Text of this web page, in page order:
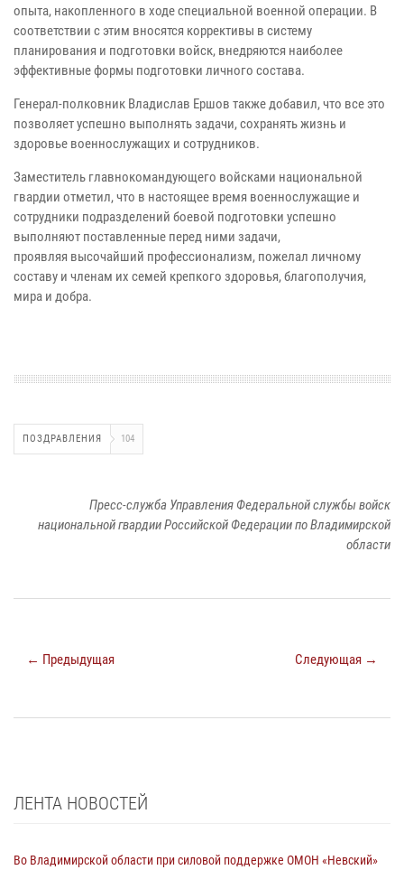
опыта, накопленного в ходе специальной военной операции. В
соответствии с этим вносятся коррективы в систему
планирования и подготовки войск, внедряются наиболее
эффективные формы подготовки личного состава.
Генерал-полковник Владислав Ершов также добавил, что все это
позволяет успешно выполнять задачи, сохранять жизнь и
здоровье военнослужащих и сотрудников.
Заместитель главнокомандующего войсками национальной
гвардии отметил, что в настоящее время военнослужащие и
сотрудники подразделений боевой подготовки успешно
выполняют поставленные перед ними задачи,
проявляя высочайший профессионализм, пожелал личному
составу и членам их семей крепкого здоровья, благополучия,
мира и добра.
ПОЗДРАВЛЕНИЯ 104
Пресс-служба Управления Федеральной службы войск
национальной гвардии Российской Федерации по Владимирской
области
← Предыдущая Следующая →
ЛЕНТА НОВОСТЕЙ
Во Владимирской области при силовой поддержке ОМОН «Невский»